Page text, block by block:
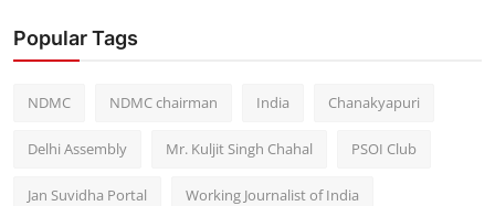
Popular Tags
NDMC NDMC chairman India Chanakyapuri
Delhi Assembly Mr. Kuljit Singh Chahal PSOI Club
Jan Suvidha Portal Working Journalist of India